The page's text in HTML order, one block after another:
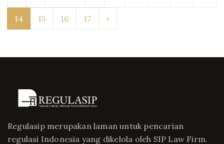
14 15 16 17 ›
Regulasip merupakan laman untuk pencarian
regulasi Indonesia yang dikelola oleh SIP Law Firm.